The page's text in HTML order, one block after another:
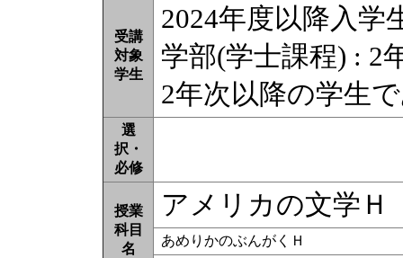
受講
対象
学生
2024年度以降入学
学部(学士課程) : 2
2年次以降の学生
選
択・
必修
授業
科目
名
アメリカの文学Ｈ
あめりかのぶんがくＨ